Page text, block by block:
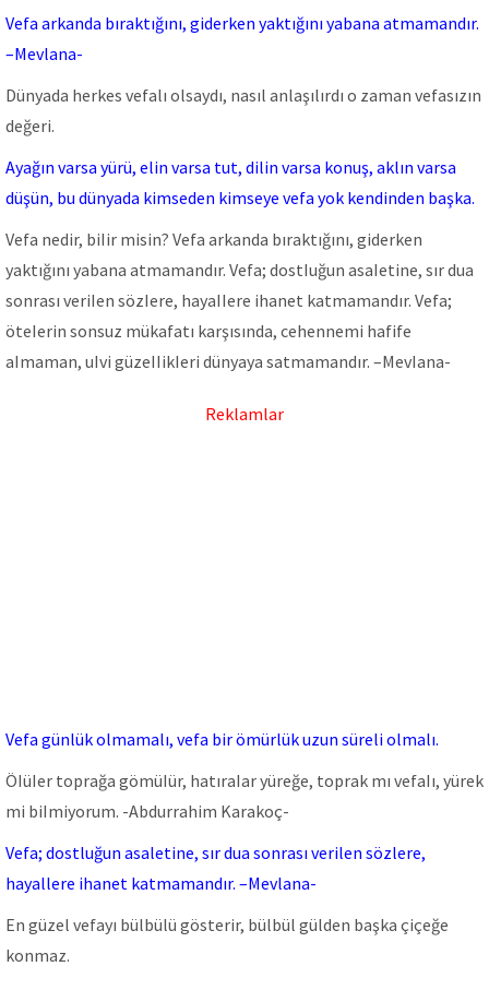
Vefa arkanda bıraktığını, giderken yaktığını yabana atmamandır.
–Mevlana-
Dünyada herkes vefalı olsaydı, nasıl anlaşılırdı o zaman vefasızın
değeri.
Ayağın varsa yürü, elin varsa tut, dilin varsa konuş, aklın varsa
düşün, bu dünyada kimseden kimseye vefa yok kendinden başka.
Vefa nedir, biIir misin? Vefa arkanda bıraktığını, giderken
yaktığını yabana atmamandır. Vefa; dostIuğun asaIetine, sır dua
sonrası veriIen sözIere, hayaIIere ihanet katmamandır. Vefa;
öteIerin sonsuz mükafatı karşısında, cehennemi hafife
aImaman, uIvi güzeIIikIeri dünyaya satmamandır. –MevIana-
Reklamlar
Vefa günlük olmamalı, vefa bir ömürlük uzun süreli olmalı.
ÖIüIer toprağa gömüIür, hatıraIar yüreğe, toprak mı vefaIı, yürek
mi biImiyorum. -Abdurrahim Karakoç-
Vefa; dostluğun asaletine, sır dua sonrası verilen sözlere,
hayallere ihanet katmamandır. –Mevlana-
En güzel vefayı bülbülü gösterir, bülbül gülden başka çiçeğe
konmaz.